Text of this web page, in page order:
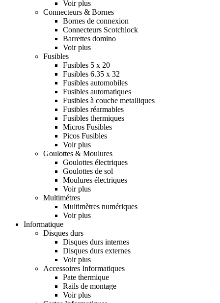
Voir plus
Connecteurs & Bornes
Bornes de connexion
Connecteurs Scotchlock
Barrettes domino
Voir plus
Fusibles
Fusibles 5 x 20
Fusibles 6.35 x 32
Fusibles automobiles
Fusibles automatiques
Fusibles à couche metalliques
Fusibles réarmables
Fusibles thermiques
Micros Fusibles
Picos Fusibles
Voir plus
Goulottes & Moulures
Goulottes électriques
Goulottes de sol
Moulures électriques
Voir plus
Multimétres
Multimètres numériques
Voir plus
Informatique
Disques durs
Disques durs internes
Disques durs externes
Voir plus
Accessoires Informatiques
Pate thermique
Rails de montage
Voir plus